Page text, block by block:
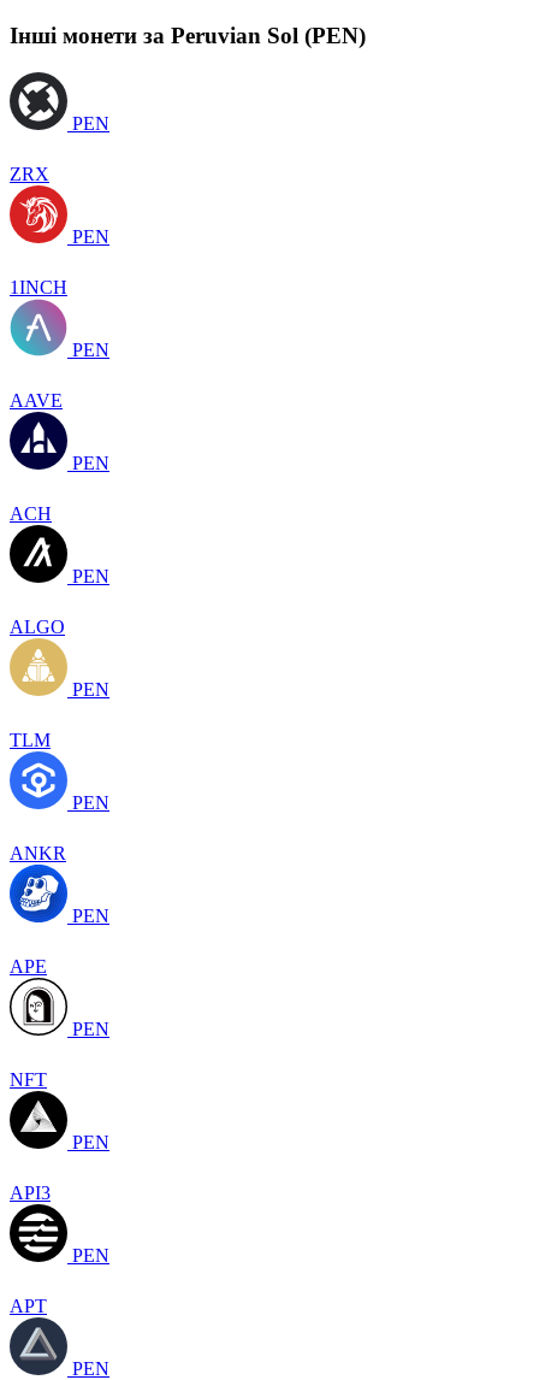
Інші монети за Peruvian Sol (PEN)
PEN
ZRX
PEN
1INCH
PEN
AAVE
PEN
ACH
PEN
ALGO
PEN
TLM
PEN
ANKR
PEN
APE
PEN
NFT
PEN
API3
PEN
APT
PEN